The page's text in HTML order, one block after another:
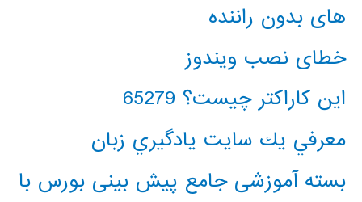
های بدون راننده
خطای نصب ویندوز
این کاراکتر چیست؟ 65279
معرفي يك سايت يادگيري زبان
بسته آموزشی جامع پیش بینی بورس با